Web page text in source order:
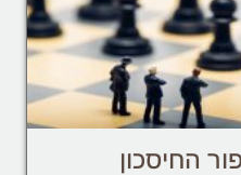
החיסכון